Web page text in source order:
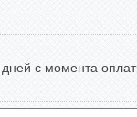
дней с момента